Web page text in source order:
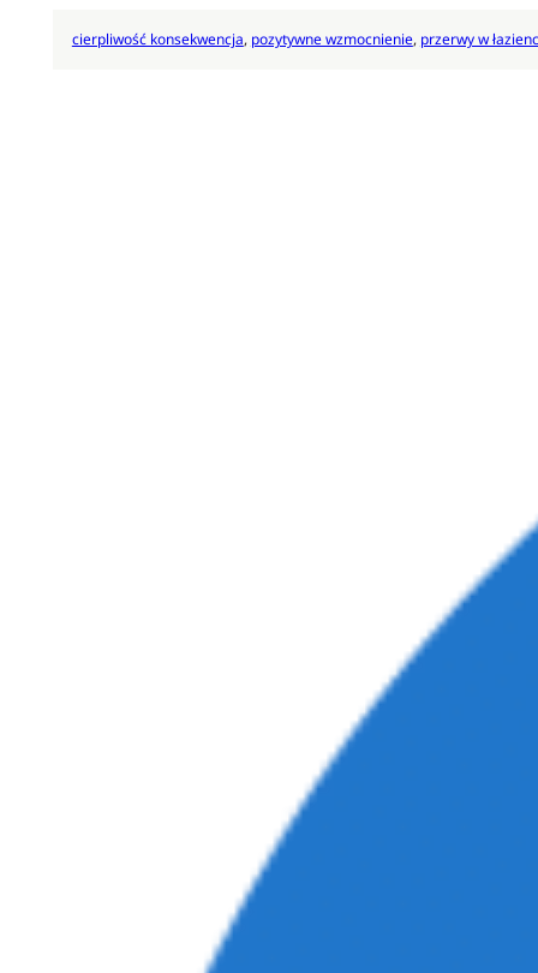
cierpliwość konsekwencja, pozytywne wzmocnienie, przerwy w